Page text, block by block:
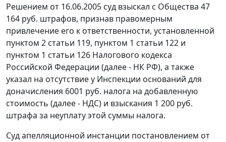
Решением от 16.06.2005 суд взыскал с Общества 47
164 руб. штрафов, признав правомерным
привлечение его к ответственности, установленной
пунктом 2 статьи 119, пунктом 1 статьи 122 и
пунктом 1 статьи 126 Налогового кодекса
Российской Федерации (далее - НК РФ), а также
указал на отсутствие у Инспекции оснований для
доначисления 6001 руб. налога на добавленную
стоимость (далее - НДС) и взыскания 1 200 руб.
штрафа за неуплату этой суммы налога.
Суд апелляционной инстанции постановлением от